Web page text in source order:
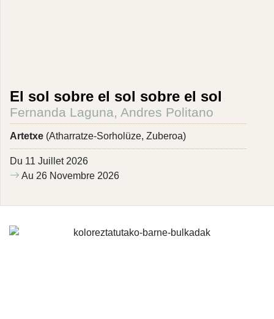
El sol sobre el sol sobre el sol
Fernanda Laguna, Andres Politano
Artetxe (Atharratze-Sorholüze, Zuberoa)
Du 11 Juillet 2026
Au 26 Novembre 2026